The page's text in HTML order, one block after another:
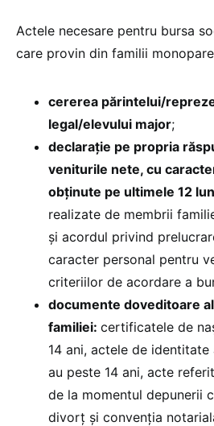
Actele necesare pentru bursa
care provin din familii
cererea părintelui/
legal/elevului major;
declarație pe propria
veniturile nete, cu
obținute pe ultimele 12
realizate de membrii
și acordul privind
caracter personal pentru
criteriilor de acordare a
documente doveditoare
familiei: certificatele de
14 ani, actele de
au peste 14 ani, acte
de la momentul depunerii
divorț și convenția